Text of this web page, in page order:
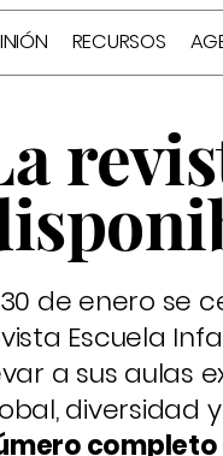
RECURSOS
30 de enero se
Escuela
a sus aulas
diversidad